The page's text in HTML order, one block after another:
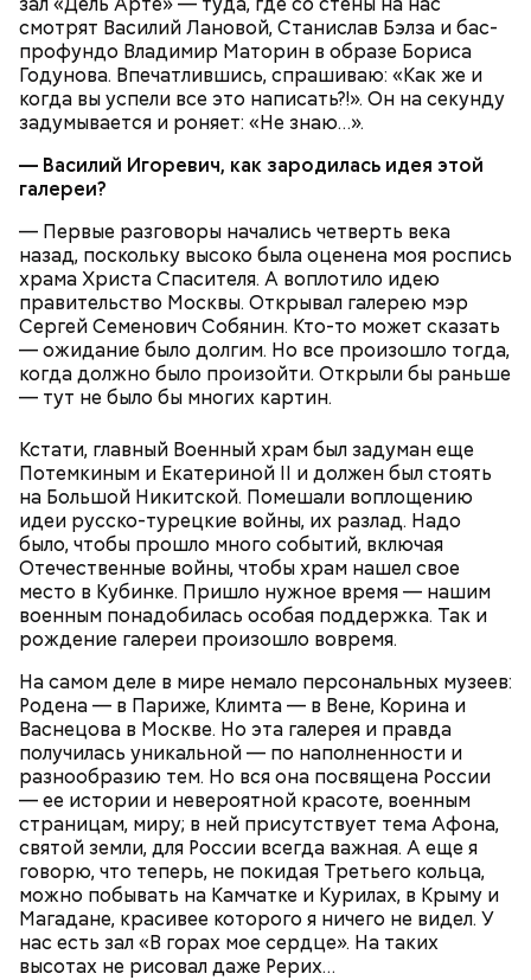
смотрят Василий Лановой, Станислав Бэлза и бас-
профундо Владимир Маторин в образе Бориса
Годунова. Впечатлившись, спрашиваю: «Как же и
когда вы успели все это написать?!». Он на секунду
задумывается и роняет: «Не знаю…».
— Василий Игоревич, как зародилась идея этой
галереи?
— Первые разговоры начались четверть века
назад, поскольку высоко была оценена моя роспись
храма Христа Спасителя. А воплотило идею
правительство Москвы. Открывал галерею мэр
Сергей Семенович Собянин. Кто-то может сказать
— ожидание было долгим. Но все произошло тогда,
когда должно было произойти. Открыли бы раньше
— тут не было бы многих картин.
Кстати, главный Военный храм был задуман еще
Потемкиным и Екатериной II и должен был стоять
на Большой Никитской. Помешали воплощению
идеи русско-турецкие войны, их разлад. Надо
было, чтобы прошло много событий, включая
Отечественные войны, чтобы храм нашел свое
место в Кубинке. Пришло нужное время — нашим
военным понадобилась особая поддержка. Так и
рождение галереи произошло вовремя.
На самом деле в мире немало персональных музеев:
Родена — в Париже, Климта — в Вене, Корина и
Васнецова в Москве. Но эта галерея и правда
получилась уникальной — по наполненности и
разнообразию тем. Но вся она посвящена России
— ее истории и невероятной красоте, военным
страницам, миру; в ней присутствует тема Афона,
святой земли, для России всегда важная. А еще я
говорю, что теперь, не покидая Третьего кольца,
можно побывать на Камчатке и Курилах, в Крыму и
Магадане, красивее которого я ничего не видел. У
нас есть зал «В горах мое сердце». На таких
высотах не рисовал даже Рерих…